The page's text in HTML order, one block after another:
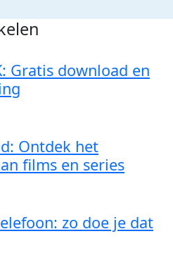
Gratis download en
Ontdek het
films en series
zo doe je dat